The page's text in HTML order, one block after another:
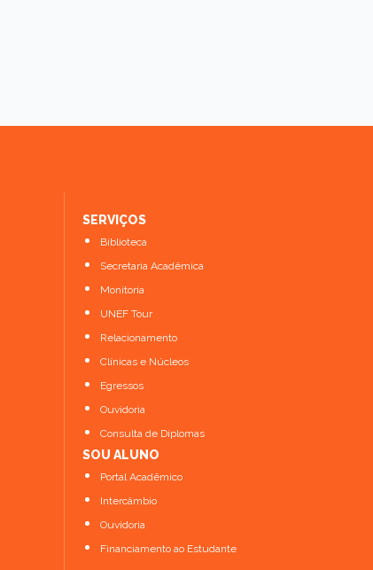
SERVIÇOS
Biblioteca
Secretaria Acadêmica
Monitoria
UNEF Tour
Relacionamento
Clínicas e Núcleos
Egressos
Ouvidoria
Consulta de Diplomas
SOU ALUNO
Portal Acadêmico
Intercâmbio
Ouvidoria
Financiamento ao Estudante